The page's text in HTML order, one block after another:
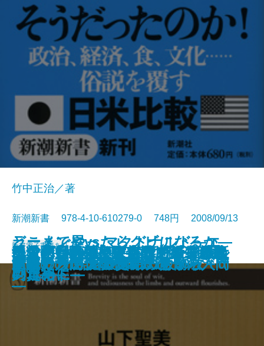
〈人使い〉の極意―乱世を生き抜
いた知将の至言―
人間の覚悟
テレビ番外地―東京12チャンネル
の奇跡―
先生と生徒の恋愛問題
民主党―野望と野合のメカニズム
―
迷惑メールは誰が出す？
源氏物語ものがたり
だから混浴はやめられない
手ごわい頭脳―アメリカン弁護士
の思考法―
ラーメン屋vs.マクドナルド―エ
コノミストが読み解く日米の深層
―
竹中正治／著
新潮新書 978-4-10-610279-0 748円 2008/09/13
新書電子書籍あり
新書で入門 宮沢賢治のちから
文豪たちの大陸横断鉄道
「名医」のウソ―病院で損をしな
いために―
気骨の判決―東條英機と闘った裁
判官―
ニッポンの評判―世界17カ国最新
レポート―
どこまでやったらクビになるか―
サラリーマンのための労働法入門
―
新書で入門 ジャズの鉄板50枚＋α
昭和史の逆説
世紀のラブレター
地獄の日本兵―ニューギニア戦線
の真相―